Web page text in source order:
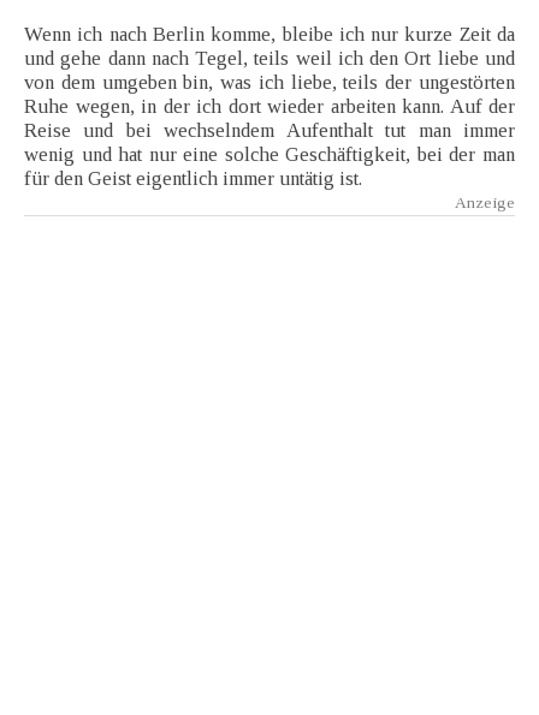
Wenn ich nach Berlin komme, bleibe ich nur kurze Zeit da
und gehe dann nach Tegel, teils weil ich den Ort liebe und
von dem umgeben bin, was ich liebe, teils der ungestörten
Ruhe wegen, in der ich dort wieder arbeiten kann. Auf der
Reise und bei wechselndem Aufenthalt tut man immer
wenig und hat nur eine solche Geschäftigkeit, bei der man
für den Geist eigentlich immer untätig ist.